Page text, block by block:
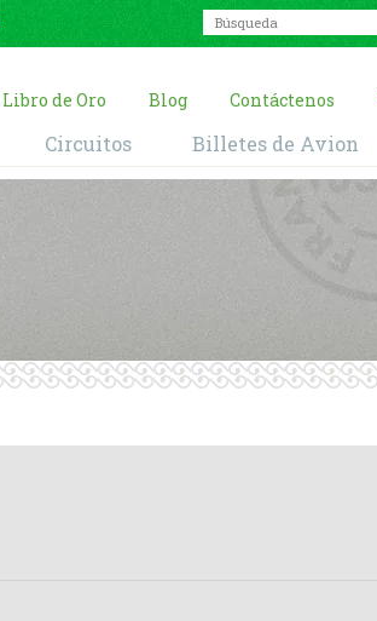
Libro de Oro Blog Contáctenos
Circuitos Billetes de Avion